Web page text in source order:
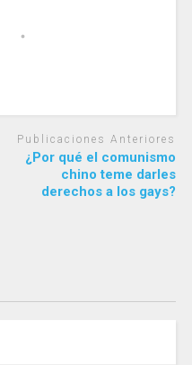
Publicaciones Anteriores
¿Por qué el comunismo
chino teme darles
derechos a los gays?